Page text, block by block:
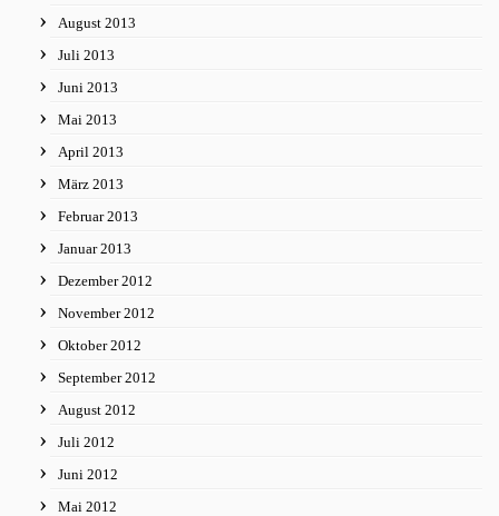
August 2013
Juli 2013
Juni 2013
Mai 2013
April 2013
März 2013
Februar 2013
Januar 2013
Dezember 2012
November 2012
Oktober 2012
September 2012
August 2012
Juli 2012
Juni 2012
Mai 2012